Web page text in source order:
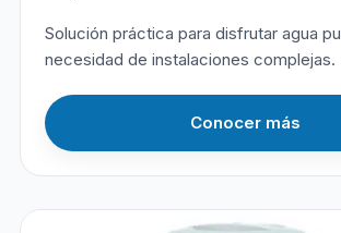
Solución práctica para disfrutar agua
necesidad de instalaciones complejas.
Conocer más